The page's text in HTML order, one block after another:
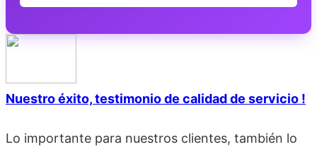
Nuestro éxito, testimonio de calidad de servicio !
Lo importante para nuestros clientes, también lo